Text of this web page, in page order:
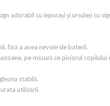
adorabil cu iepurași și ursuleți cu
fără a avea nevoie de baterii.
pe măsură ce piciorul copilului
stabilă.
utilizării.